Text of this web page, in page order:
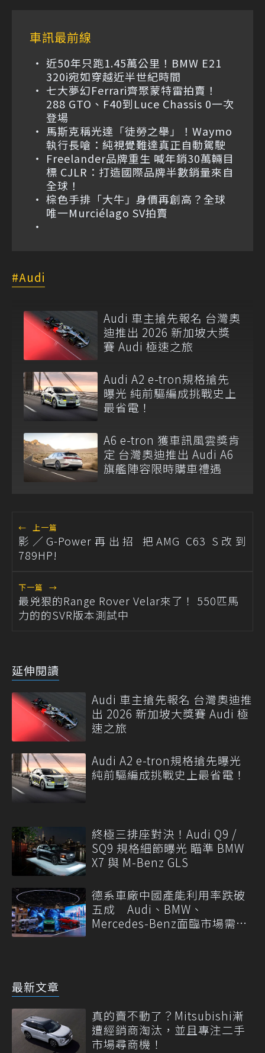
車訊最前線
近50年只跑1.45萬公里！BMW E21
320i宛如穿越近半世紀時間
七大夢幻Ferrari齊聚蒙特雷拍賣！
288 GTO、F40到Luce Chassis 0一次
登場
馬斯克稱光達「徒勞之舉」！Waymo
執行長嗆：純視覺難達真正自動駕駛
Freelander品牌重生 喊年銷30萬輛目
標 CJLR：打造國際品牌半數銷量來自
全球！
棕色手排「大牛」身價再創高？全球
唯一Murciélago SV拍賣
Audi
Audi 車主搶先報名 台灣奧
迪推出 2026 新加坡大獎
賽 Audi 極速之旅
Audi A2 e-tron規格搶先
曝光 純前驅編成挑戰史上
最省電！
A6 e-tron 獲車訊風雲獎肯
定 台灣奧迪推出 Audi A6
旗艦陣容限時購車禮遇
← 上一篇
影／G-Power再出招 把AMG C63 S改到
789HP!
下一篇 →
最兇狠的Range Rover Velar來了！ 550匹馬
力的的SVR版本測試中
延伸閱讀
Audi 車主搶先報名 台灣奧迪推
出 2026 新加坡大獎賽 Audi 極
速之旅
Audi A2 e-tron規格搶先曝光
純前驅編成挑戰史上最省電！
終極三排座對決！Audi Q9 /
SQ9 規格細節曝光 瞄準 BMW
X7 與 M-Benz GLS
德系車廠中國產能利用率跌破
五成 Audi、BMW、
Mercedes-Benz面臨市場需求
最新文章
真的賣不動了？Mitsubishi漸
遭經銷商淘汰，並且專注二手
市場尋商機！